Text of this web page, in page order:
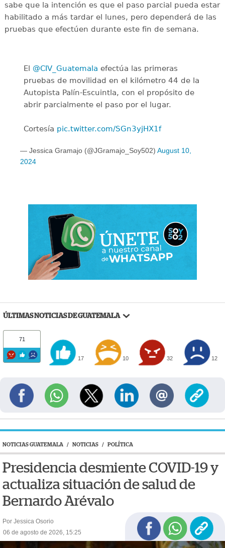
sabe que la intención es que el paso parcial pueda estar
habilitado a más tardar el lunes, pero dependerá de las
pruebas que efectúen durante este fin de semana.
El @CIV_Guatemala efectúa las primeras
pruebas de movilidad en el kilómetro 44 de la
Autopista Palín-Escuintla, con el propósito de
abrir parcialmente el paso por el lugar.
Cortesía pic.twitter.com/SGn3yjHX1f
— Jessica Gramajo (@JGramajo_Soy502) August 10,
2024
ÚLTIMAS NOTICIAS DE GUATEMALA
71
17 10 32 12
NOTICIAS GUATEMALA / NOTICIAS / POLÍTICA
Presidencia desmiente COVID-19 y
actualiza situación de salud de
Bernardo Arévalo
Por Jessica Osorio
06 de agosto de 2026, 15:25